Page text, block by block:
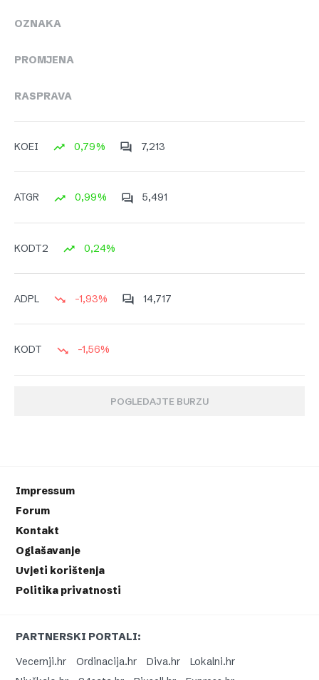
OZNAKA
PROMJENA
RASPRAVA
KOEI 0,79% 7,213
ATGR 0,99% 5,491
KODT2 0,24%
ADPL -1,93% 14,717
KODT -1,56%
POGLEDAJTE BURZU
Impressum
Forum
Kontakt
Oglašavanje
Uvjeti korištenja
Politika privatnosti
PARTNERSKI PORTALI:
Vecernji.hr
Ordinacija.hr Diva.hr
Lokalni.hr